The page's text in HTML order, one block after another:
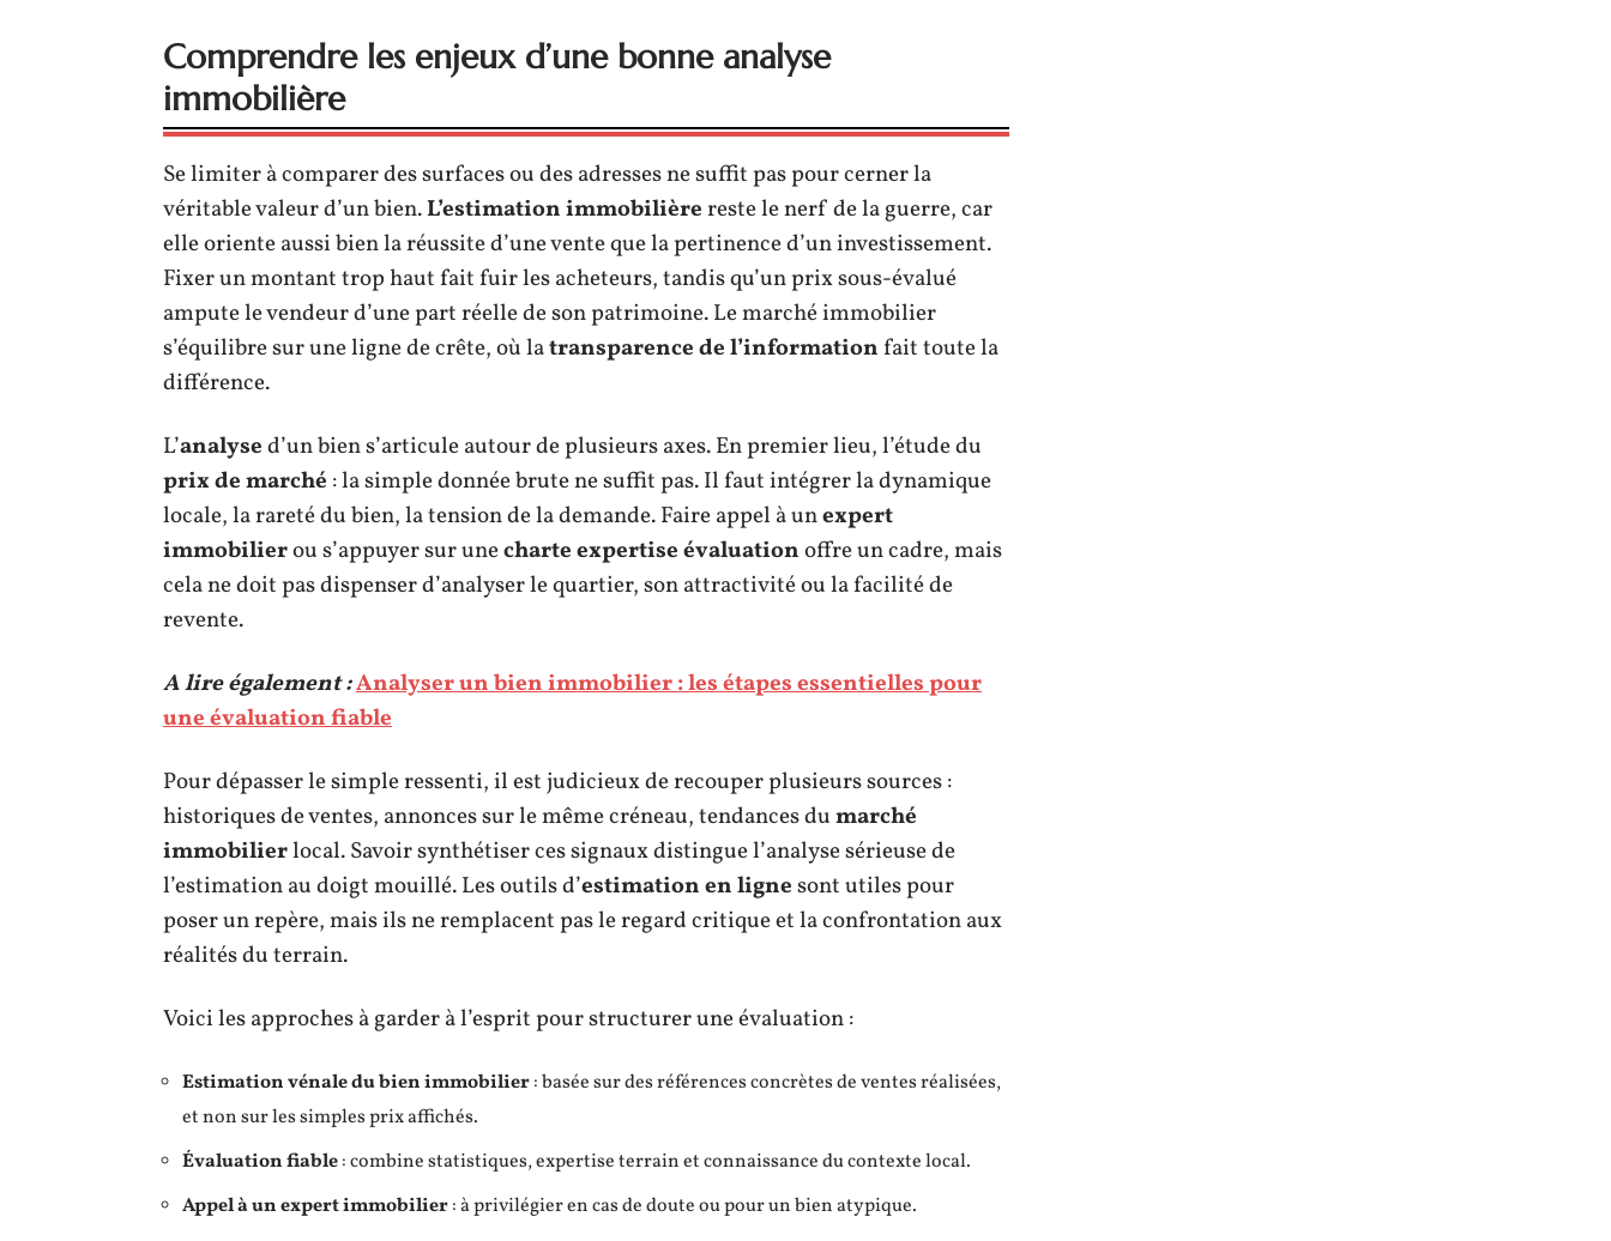
Comprendre les enjeux d’une bonne analyse
immobilière
Se limiter à comparer des surfaces ou des adresses ne suffit pas pour cerner la
véritable valeur d’un bien.L’estimation immobilièrereste le nerf de la guerre, car
elle oriente aussi bien la réussite d’une vente que la pertinence d’un investissement.
Fixer un montant trop haut fait fuir les acheteurs, tandis qu’un prix sous-évalué
ampute le vendeur d’une part réelle de son patrimoine. Le marché immobilier
s’équilibre sur une ligne de crête, où latransparence de l’informationfait toute la
différence.
L’analysed’un bien s’articule autour de plusieurs axes. En premier lieu, l’étude du
prix de marché : la simple donnée brute ne suffit pas. Il faut intégrer la dynamique
locale, la rareté du bien, la tension de la demande. Faire appel à unexpert
immobilierou s’appuyer sur unecharte expertise évaluationoffre un cadre, mais
cela ne doit pas dispenser d’analyser le quartier, son attractivité ou la facilité de
revente.
A lire également :Analyser un bien immobilier : les étapes essentielles pour
une évaluation fiable
Pour dépasser le simple ressenti, il est judicieux de recouper plusieurs sources :
historiques de ventes, annonces sur le même créneau, tendances dumarché
immobilierlocal. Savoir synthétiser ces signaux distingue l’analyse sérieuse de
l’estimation au doigt mouillé. Les outils d’estimation en lignesont utiles pour
poser un repère, mais ils ne remplacent pas le regard critique et la confrontation aux
réalités du terrain.
Voici les approches à garder à l’esprit pour structurer une évaluation :
Estimation vénale du bien immobilier: basée sur des références concrètes de ventes réalisées,
et non sur les simples prix affichés.
Évaluation fiable: combine statistiques, expertise terrain et connaissance du contexte local.
Appel à un expert immobilier: à privilégier en cas de doute ou pour un bien atypique.